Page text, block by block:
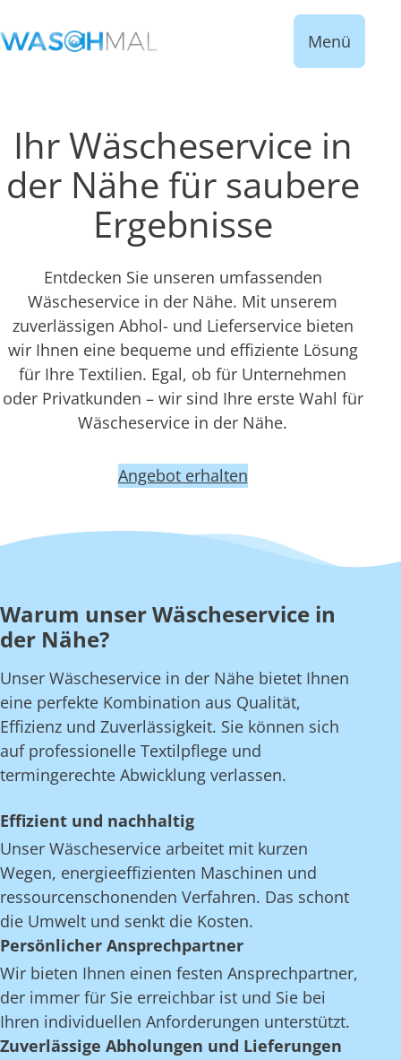
Menü
Ihr Wäscheservice in
der Nähe für saubere
Ergebnisse
Entdecken Sie unseren umfassenden
Wäscheservice in der Nähe. Mit unserem
zuverlässigen Abhol- und Lieferservice bieten
wir Ihnen eine bequeme und effiziente Lösung
für Ihre Textilien. Egal, ob für Unternehmen
oder Privatkunden – wir sind Ihre erste Wahl für
Wäscheservice in der Nähe.
Angebot erhalten
Warum unser Wäscheservice in
der Nähe?
Unser Wäscheservice in der Nähe bietet Ihnen
eine perfekte Kombination aus Qualität,
Effizienz und Zuverlässigkeit. Sie können sich
auf professionelle Textilpflege und
termingerechte Abwicklung verlassen.
Effizient und nachhaltig
Unser Wäscheservice arbeitet mit kurzen
Wegen, energieeffizienten Maschinen und
ressourcenschonenden Verfahren. Das schont
die Umwelt und senkt die Kosten.
Persönlicher Ansprechpartner
Wir bieten Ihnen einen festen Ansprechpartner,
der immer für Sie erreichbar ist und Sie bei
Ihren individuellen Anforderungen unterstützt.
Zuverlässige Abholungen und Lieferungen